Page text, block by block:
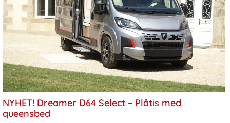
NYHET! Dreamer D64 Select – Plåtis med
queensbed